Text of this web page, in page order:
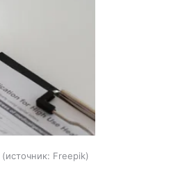
источник: Freepik